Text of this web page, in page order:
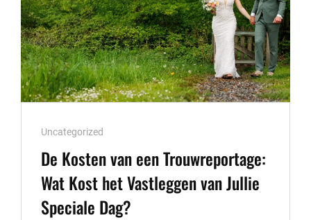
Cat
Links
Uncategorized
De Kosten van een Trouwreportage:
Wat Kost het Vastleggen van Jullie
Speciale Dag?